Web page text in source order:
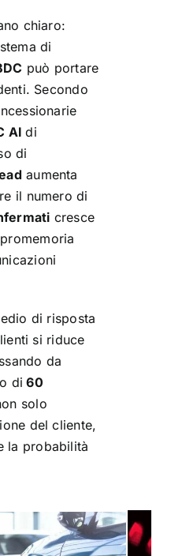
chiaro:
di
può portare
Secondo
AI di
di
aumenta
il numero di
cresce
di risposta
si riduce
da
di 60
solo
del cliente,
la probabilità